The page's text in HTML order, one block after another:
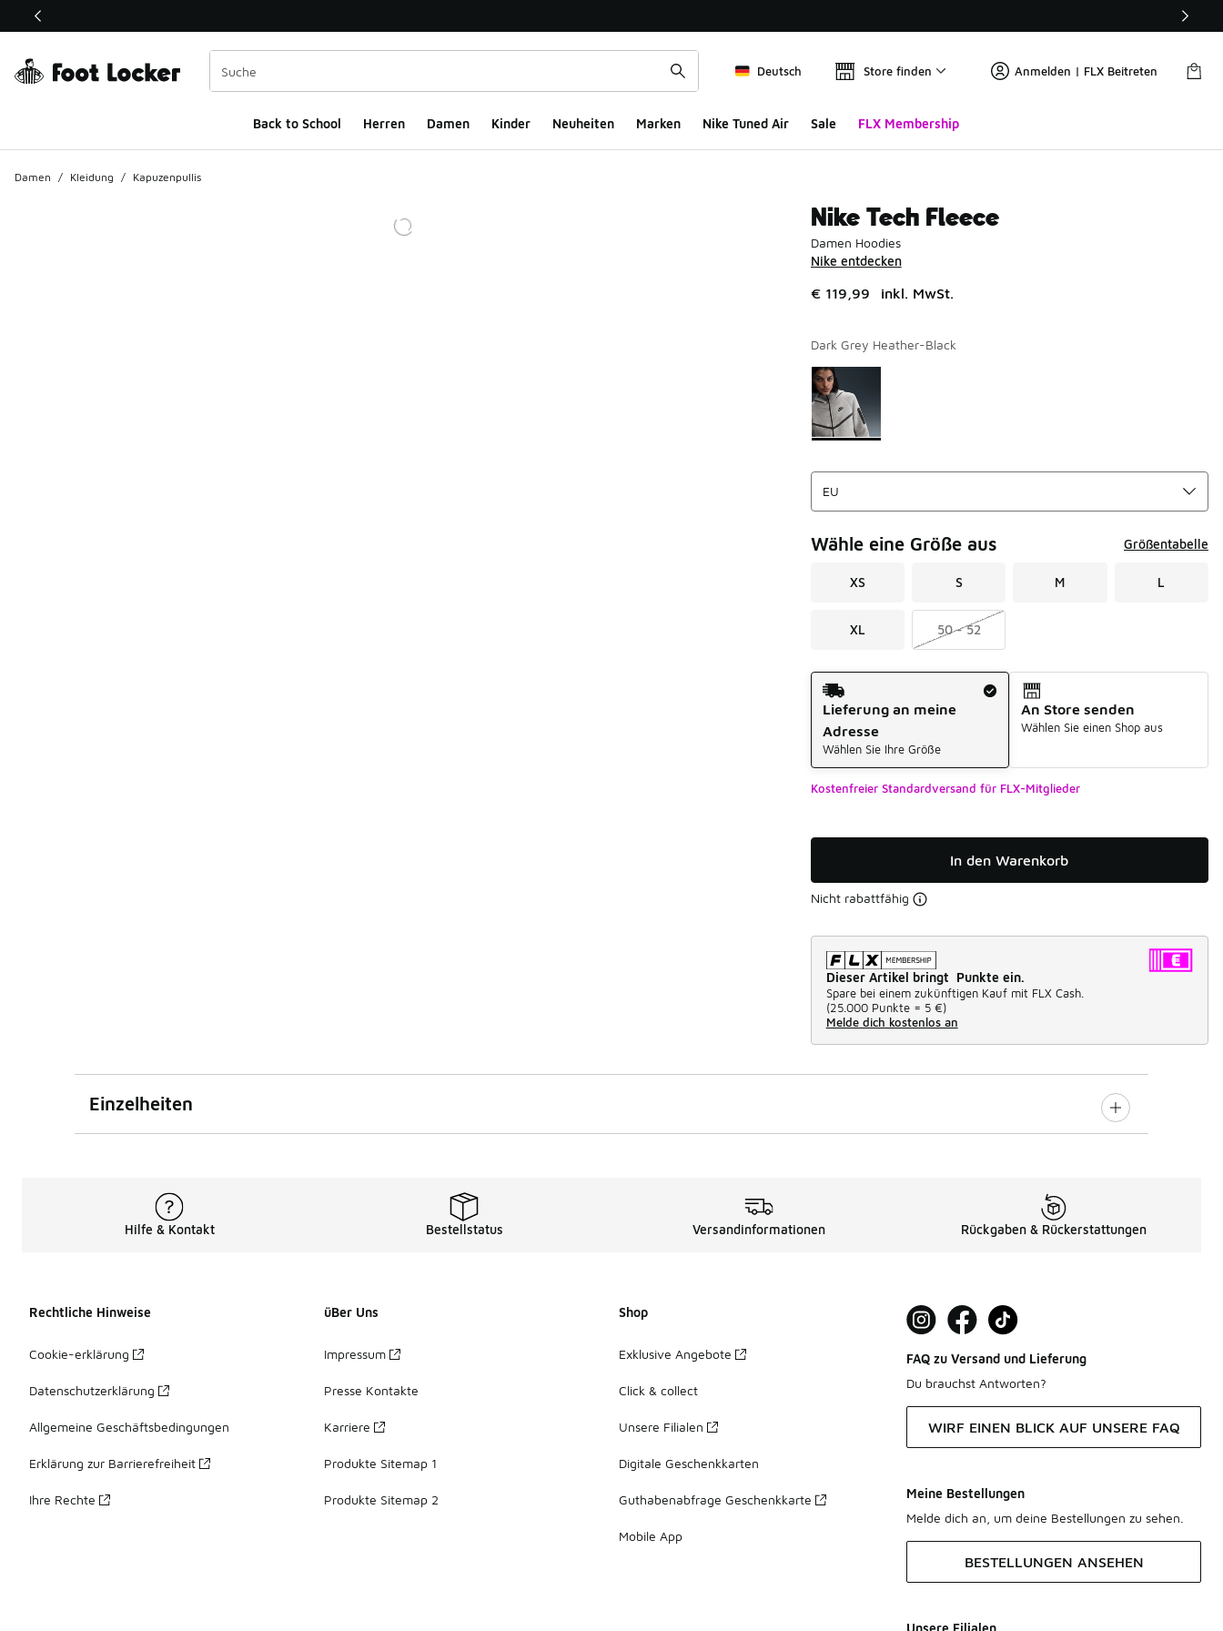
Dieser Link öffnet sich in einem neuen Fenster
Deutsch Store finden Anmelden | FLX Beitreten
Back to School Herren Damen Kinder Neuheiten Marken Nike Tuned Air Sale FLX Membership
Damen / Kleidung / Kapuzenpullis
Nike Tech Fleece
Damen Hoodies
Nike entdecken
€ 119,99 inkl. MwSt.
Dark Grey Heather-Black
Seite 1 von 1 zeigt die Farben 1 bis 1 von 1 an.
Bitte wählen Sie einen Stil aus
Wähle eine Größe aus Größentabelle
XS S M L
XL 50 - 52
Versandart
Lieferung an meine
Adresse
Wählen Sie Ihre Größe
An Store senden
Wählen Sie einen Shop aus
Kostenfreier Standardversand für FLX-Mitglieder
In den Warenkorb
Nicht rabattfähig
Dieser Artikel bringt Punkte ein.
Spare bei einem zukünftigen Kauf mit FLX Cash.
(25.000 Punkte = 5 €)
Melde dich kostenlos an
Einzelheiten
Hilfe & Kontakt Bestellstatus Versandinformationen Rückgaben & Rückerstattungen
Rechtliche Hinweise
Cookie-erklärung
Datenschutzerklärung
Allgemeine Geschäftsbedingungen
Erklärung zur Barrierefreiheit
Ihre Rechte
üBer Uns
Impressum
Presse Kontakte
Karriere
Produkte Sitemap 1
Produkte Sitemap 2
Shop
Exklusive Angebote
Click & collect
Unsere Filialen
Digitale Geschenkkarten
Guthabenabfrage Geschenkkarte
Mobile App
FAQ zu Versand und Lieferung
Du brauchst Antworten?
WIRF EINEN BLICK AUF UNSERE FAQ
Meine Bestellungen
Melde dich an, um deine Bestellungen zu sehen.
BESTELLUNGEN ANSEHEN
Unsere Filialen